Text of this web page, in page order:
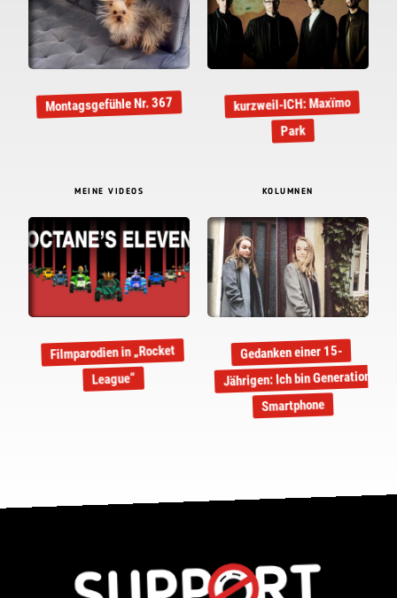
Montagsgefühle Nr. 367 kurzweil-ICH: Maxïmo
Park
MEINE VIDEOS
Filmparodien in „Rocket
League“
KOLUMNEN
Gedanken einer 15-
Jährigen: Ich bin Generation
Smartphone